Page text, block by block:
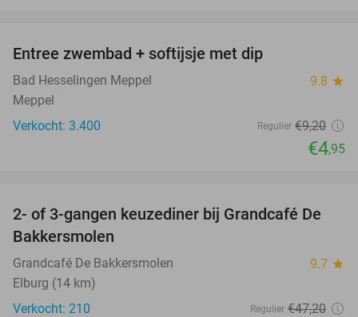
Entree zwembad + softijsje met dip
Bad Hesselingen Meppel 9.8 star
Meppel
Verkocht: 3.400
Regulier €9,20
€4,95
42%
2- of 3-gangen keuzediner bij Grandcafé De
Bakkersmolen
Grandcafé De Bakkersmolen 9.7 star
Elburg (14 km)
Verkocht: 210
Regulier €47,20